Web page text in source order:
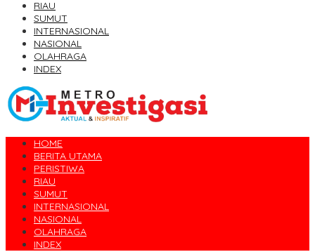
RIAU
SUMUT
INTERNASIONAL
NASIONAL
OLAHRAGA
INDEX
HOME
BERITA UTAMA
PERISTIWA
RIAU
SUMUT
INTERNASIONAL
NASIONAL
OLAHRAGA
INDEX